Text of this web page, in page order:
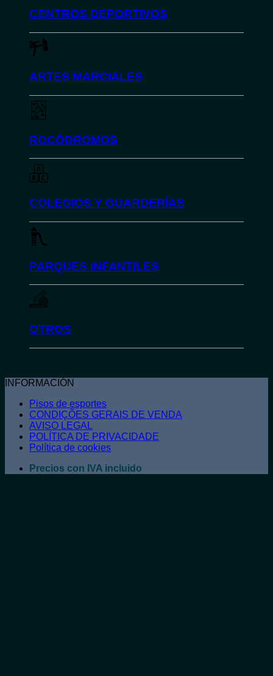
CENTROS DEPORTIVOS
ARTES MARCIALES
ROCÓDROMOS
COLEGIOS Y GUARDERÍAS
PARQUES INFANTILES
OTROS
INFORMACIÓN
Pisos de esportes
CONDIÇÕES GERAIS DE VENDA
AVISO LEGAL
POLÍTICA DE PRIVACIDADE
Política de cookies
Precios con IVA incluido